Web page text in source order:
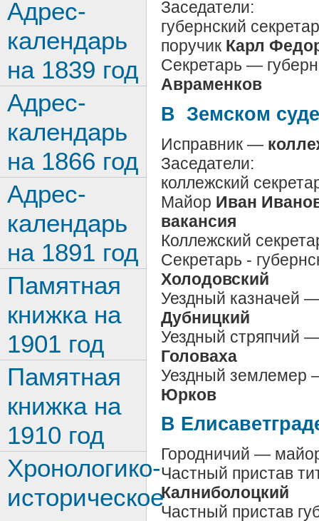
Заседатели:
губернский
поручик Карл
Секретарь —
Авраменков
В Земском
Исправник —
Заседатели:
коллежский
Майор Иван
вакансия
Коллежский
Секретарь -
Холодовский
Уездный казначей
Дубницкий
Уездный стряпчий
Головаха
Уездный землемер
Юрков
В
Городничий —
Частный пристав
Калниболоцкий
Частный пристав
Адрес-
календарь
на 1839 год
Адрес-
календарь
на 1866 год
Адрес-
календарь
на 1891 год
Памятная
книжка на
1901 год
Памятная
книжка на
1910 год
Хронологико-
историческое